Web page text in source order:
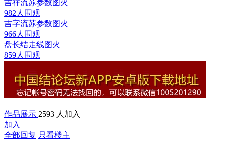
吉祥流苏参数图火
982人围观
吉字流苏参数图火
966人围观
盘长结走线图火
859人围观
作品展示 2593 人加入
加入
全部回复 只看楼主